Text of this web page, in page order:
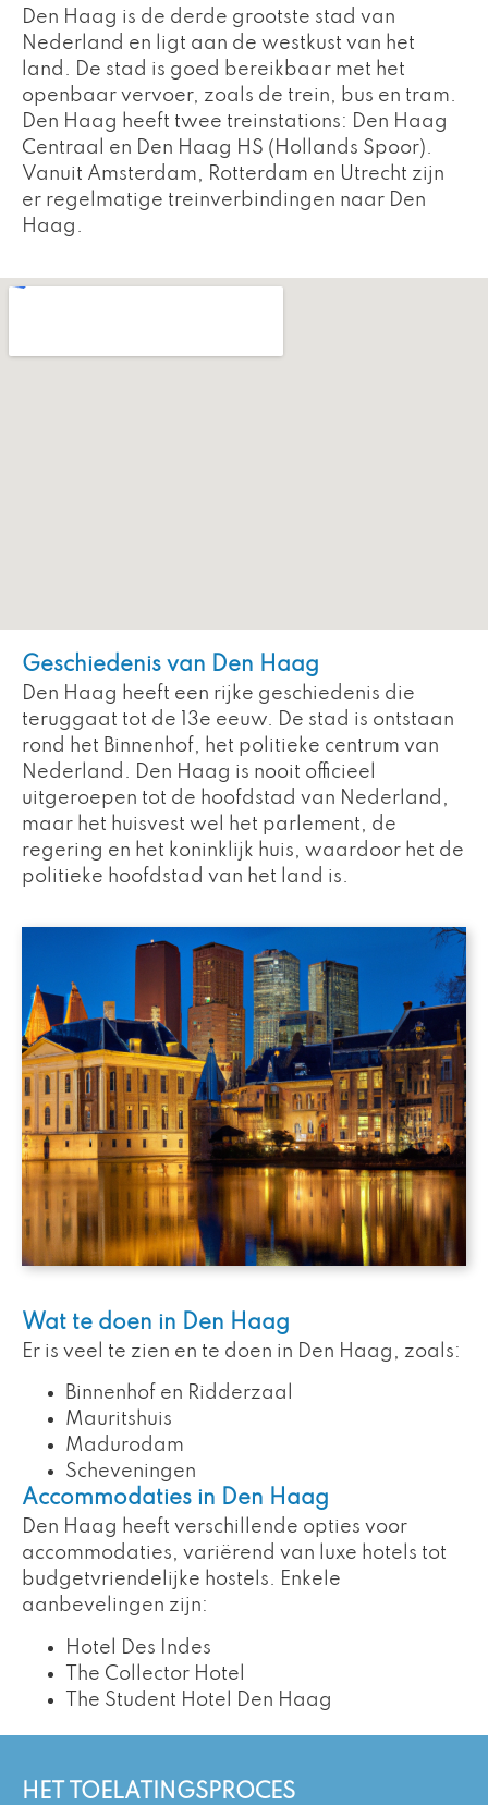
Den Haag is de derde grootste stad van
Nederland en ligt aan de westkust van het
land. De stad is goed bereikbaar met het
openbaar vervoer, zoals de trein, bus en tram.
Den Haag heeft twee treinstations: Den Haag
Centraal en Den Haag HS (Hollands Spoor).
Vanuit Amsterdam, Rotterdam en Utrecht zijn
er regelmatige treinverbindingen naar Den
Haag.
Geschiedenis van Den Haag
Den Haag heeft een rijke geschiedenis die
teruggaat tot de 13e eeuw. De stad is ontstaan
rond het Binnenhof, het politieke centrum van
Nederland. Den Haag is nooit officieel
uitgeroepen tot de hoofdstad van Nederland,
maar het huisvest wel het parlement, de
regering en het koninklijk huis, waardoor het de
politieke hoofdstad van het land is.
Wat te doen in Den Haag
Er is veel te zien en te doen in Den Haag, zoals:
Binnenhof en Ridderzaal
Mauritshuis
Madurodam
Scheveningen
Accommodaties in Den Haag
Den Haag heeft verschillende opties voor
accommodaties, variërend van luxe hotels tot
budgetvriendelijke hostels. Enkele
aanbevelingen zijn:
Hotel Des Indes
The Collector Hotel
The Student Hotel Den Haag
HET TOELATINGSPROCES